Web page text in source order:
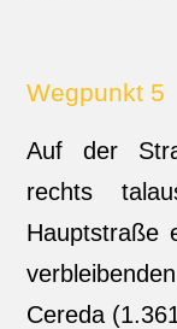
Wegpunkt 5
Auf der
rechts
Hauptstraße
Cereda